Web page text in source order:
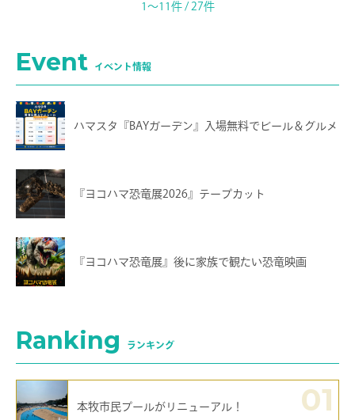
1〜11件 / 27件
Event イベント情報
ハマスタ『BAYガーデン』入場無料でビール＆グルメ
『ヨコハマ恐竜展2026』テープカット
『ヨコハマ恐竜展』後に家族で観たい恐竜映画
Ranking ランキング
本牧市民プールがリニューアル！ 01